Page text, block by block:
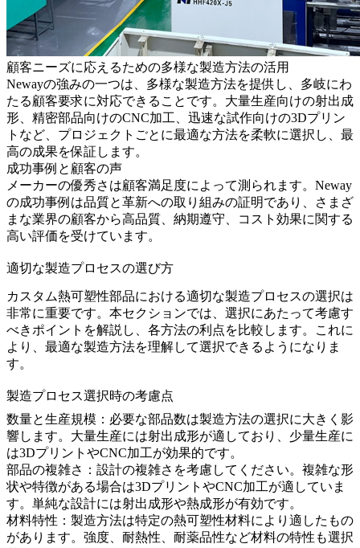
顧客ニーズに応えるための多様な製造方法の活用
Newayの強みの一つは、多様な製造方法を提供し、多岐にわ
たる顧客要求に対応できることです。大量生産向けの射出成
形、精密部品向けのCNC加工、迅速な試作向けの3Dプリン
トなど、プロジェクトごとに最適な方法を柔軟に選択し、最
高の成果を保証します。
成功事例と顧客の声
メーカーの優秀さは顧客満足度によって測られます。Neway
の成功事例は品質と革新への取り組みの証明であり、さまざ
まな業界の顧客から高品質、納期遵守、コスト効果に関する
高い評価を受けています。
適切な製造プロセスの選び方
カスタム熱可塑性部品における適切な製造プロセスの選択は
非常に重要です。本セクションでは、選択にあたって考慮す
べきポイントを解説し、各方法の利点を比較します。これに
より、最適な製造方法を理解して選択できるようになりま
す。
製造プロセス選択時の考慮点
数量と生産規模：必要な部品数は製造方法の選択に大きく影
響します。大量生産には射出成形が適しており、少量生産に
は3DプリントやCNC加工が効果的です。
部品の複雑さ： 設計の複雑さを考慮してください。複雑な形
状や特徴がある場合は3DプリントやCNC加工が適していま
す。単純な設計には射出成形や熱成形が有効です。
材料特性： 製造方法は特定の熱可塑性材料により適したもの
があります。強度、耐熱性、耐薬品性など材料の特性も選択